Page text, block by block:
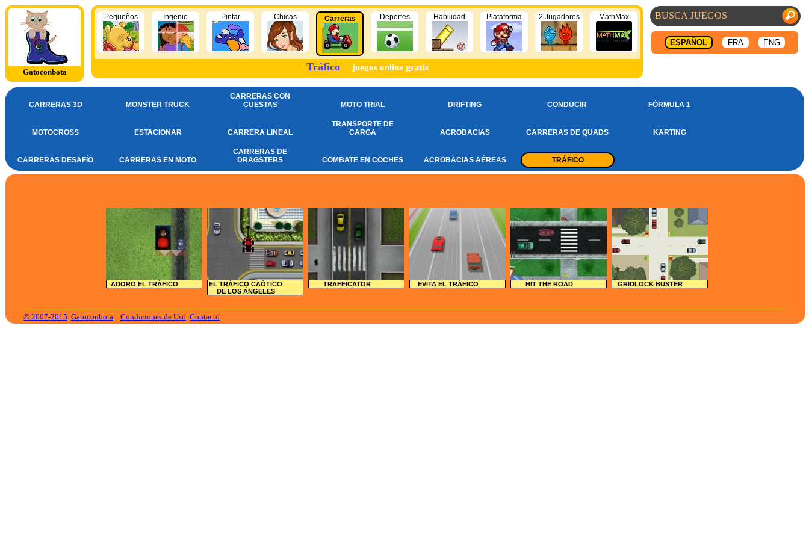
Gatoconbota
ESPAÑOL FRA ENG
Pequeños Ingenio Pintar Chicas Carreras Deportes Habilidad Plataforma 2 Jugadores MathMax
Tráfico juegos online gratis
CARRERAS 3D MONSTER TRUCK
CARRERAS CON
CUESTAS
MOTO TRIAL DRIFTING CONDUCIR FÓRMULA 1
MOTOCROSS ESTACIONAR CARRERA LINEAL
TRANSPORTE DE
CARGA
ACROBACIAS CARRERAS DE QUADS KARTING
CARRERAS DESAFÍO CARRERAS EN MOTO
CARRERAS DE
DRAGSTERS
COMBATE EN COCHES ACROBACIAS AÉREAS TRÁFICO
ADORO EL TRÁFICO
EL TRÁFICO CAÓTICO
DE LOS ÁNGELES
TRAFFICATOR EVITA EL TRÁFICO HIT THE ROAD GRIDLOCK BUSTER
© 2007-2015 Gatoconbota Condiciones de Uso Contacto